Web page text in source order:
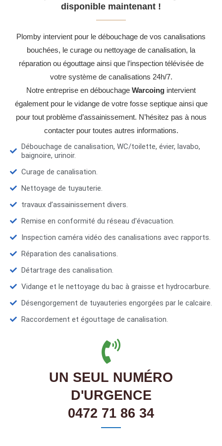
disponible maintenant !
Plomby intervient pour le débouchage de vos canalisations
bouchées, le curage ou nettoyage de canalisation, la
réparation ou égouttage ainsi que l’inspection télévisée de
votre système de canalisations 24h/7.
Notre entreprise en débouchage Warcoing intervient
également pour le vidange de votre fosse septique ainsi que
pour tout problème d’assainissement. N’hésitez pas à nous
contacter pour toutes autres informations.
Débouchage de canalisation, WC/toilette, évier, lavabo,
baignoire, urinoir.
Curage de canalisation.
Nettoyage de tuyauterie.
travaux d’assainissement divers.
Remise en conformité du réseau d'évacuation.
Inspection caméra vidéo des canalisations avec rapports.
Réparation des canalisations.
Détartrage des canalisation.
Vidange et le nettoyage du bac à graisse et hydrocarbure.
Désengorgement de tuyauteries engorgées par le calcaire.
Raccordement et égouttage de canalisation.
UN SEUL NUMÉRO
D'URGENCE
0472 71 86 34